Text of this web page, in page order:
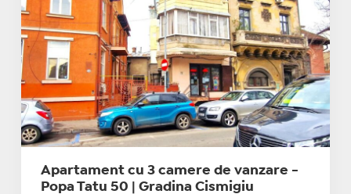
Apartament cu 3 camere de vanzare -
Popa Tatu 50 | Gradina Cismigiu